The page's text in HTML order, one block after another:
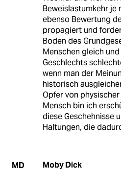
Beweislastumkehr je
ebenso Bewertung
propagiert und
Boden des
Menschen gleich
Geschlechts
wenn man der
historisch
Opfer von
Mensch bin ich
diese Geschehnisse
Haltungen, die
MD Moby Dick